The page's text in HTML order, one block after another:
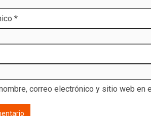
*
correo electrónico y sitio web en